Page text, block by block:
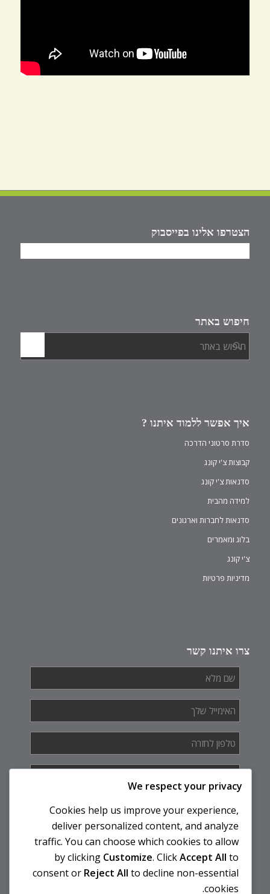
הצטרפו אלינו בפייסבוק
חיפוש באתר
איך אפשר ללמוד איתנו ?
סדרת סרטוני הדרכה
קבוצות צ'י קונג
סדנאות צ'י קונג
למידה מהבית
סדנאות לחברות וארגונים
בלוג ומאמרים
צ'י קונג
מדיניות פרטיות
צרו איתנו קשר
מלא *
שלך *
לחזרה *
איך
יכולים
לך?
We respect your privacy
Cookies help us improve your experience,
deliver personalized content, and analyze
traffic. You can choose which cookies to allow
by clicking Customize. ClickAccept All to
consent or Reject All to decline non-essential
cookies.